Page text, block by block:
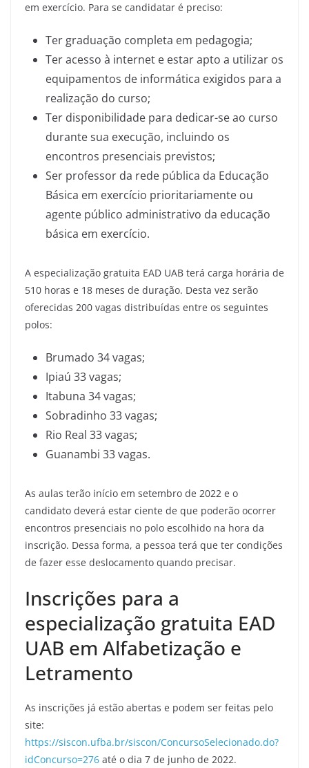
em exercício. Para se candidatar é preciso:
Ter graduação completa em pedagogia;
Ter acesso à internet e estar apto a utilizar os
equipamentos de informática exigidos para a
realização do curso;
Ter disponibilidade para dedicar-se ao curso
durante sua execução, incluindo os
encontros presenciais previstos;
Ser professor da rede pública da Educação
Básica em exercício prioritariamente ou
agente público administrativo da educação
básica em exercício.
A especialização gratuita EAD UAB terá carga horária de
510 horas e 18 meses de duração. Desta vez serão
oferecidas 200 vagas distribuídas entre os seguintes
polos:
Brumado 34 vagas;
Ipiaú 33 vagas;
Itabuna 34 vagas;
Sobradinho 33 vagas;
Rio Real 33 vagas;
Guanambi 33 vagas.
As aulas terão início em setembro de 2022 e o
candidato deverá estar ciente de que poderão ocorrer
encontros presenciais no polo escolhido na hora da
inscrição. Dessa forma, a pessoa terá que ter condições
de fazer esse deslocamento quando precisar.
Inscrições para a
especialização gratuita EAD
UAB em Alfabetização e
Letramento
As inscrições já estão abertas e podem ser feitas pelo
site:
https://siscon.ufba.br/siscon/ConcursoSelecionado.do?
idConcurso=276 até o dia 7 de junho de 2022.